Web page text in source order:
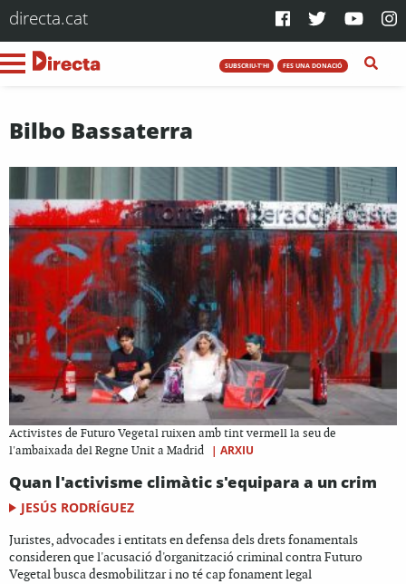
directa.cat
SUBSCRIU-T'HI FES UNA DONACIÓ
Bilbo Bassaterra
Activistes de Futuro Vegetal ruixen amb tint vermell la seu de
l'ambaixada del Regne Unit a Madrid
| ARXIU
Quan l'activisme climàtic s'equipara a un crim
JESÚS RODRÍGUEZ
Juristes, advocades i entitats en defensa dels drets fonamentals
consideren que l'acusació d'organització criminal contra Futuro
Vegetal busca desmobilitzar i no té cap fonament legal